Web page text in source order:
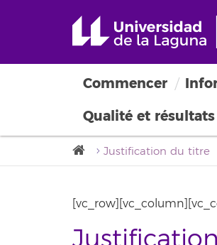
Commencer
Qualité et résultats
Justification du titre
Diplôme en